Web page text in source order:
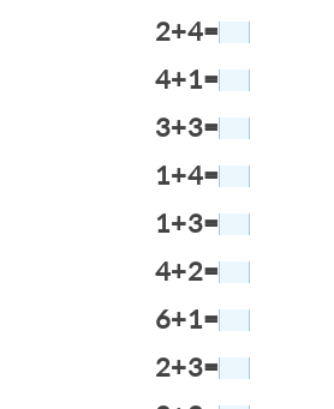
2+4=
4+1=
3+3=
1+4=
1+3=
4+2=
6+1=
2+3=